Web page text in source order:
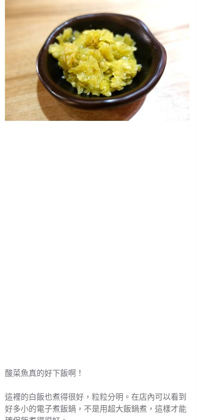
酸菜魚真的好下飯啊！
這裡的白飯也煮得很好，粒粒分明。在店內可以看到
好多小的電子煮飯鍋，不是用超大飯鍋煮，這樣才能